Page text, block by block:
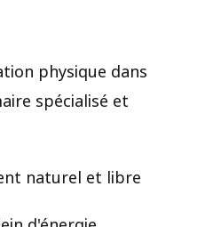
physique dans
spécialisé et
naturel et libre